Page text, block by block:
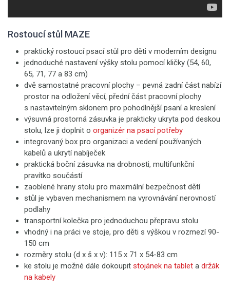
Rostoucí stůl MAZE
praktický rostoucí psací stůl pro děti v moderním designu
jednoduché nastavení výšky stolu pomocí kličky (54, 60,
65, 71, 77 a 83 cm)
dvě samostatné pracovní plochy – pevná zadní část nabízí
prostor na odložení věcí, přední část pracovní plochy
s nastavitelným sklonem pro pohodlnější psaní a kreslení
výsuvná prostorná zásuvka je prakticky ukryta pod deskou
stolu, lze ji doplnit o organizér na psací potřeby
integrovaný box pro organizaci a vedení používaných
kabelů a ukrytí nabíječek
praktická boční zásuvka na drobnosti, multifunkční
pravítko součástí
zaoblené hrany stolu pro maximální bezpečnost dětí
stůl je vybaven mechanismem na vyrovnávání nerovností
podlahy
transportní kolečka pro jednoduchou přepravu stolu
vhodný i na práci ve stoje, pro děti s výškou v rozmezí 90-
150 cm
rozměry stolu (d x š x v): 115 x 71 x 54-83 cm
ke stolu je možné dále dokoupit stojánek na tablet a držák
na kabely